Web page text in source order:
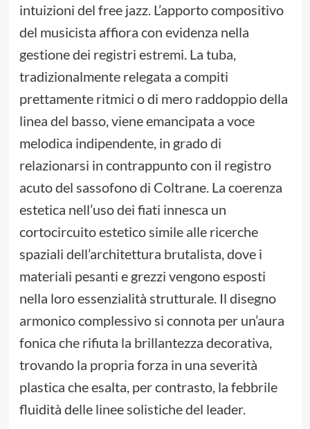
intuizioni del free jazz. L’apporto compositivo
del musicista affiora con evidenza nella
gestione dei registri estremi. La tuba,
tradizionalmente relegata a compiti
prettamente ritmici o di mero raddoppio della
linea del basso, viene emancipata a voce
melodica indipendente, in grado di
relazionarsi in contrappunto con il registro
acuto del sassofono di Coltrane. La coerenza
estetica nell’uso dei fiati innesca un
cortocircuito estetico simile alle ricerche
spaziali dell’architettura brutalista, dove i
materiali pesanti e grezzi vengono esposti
nella loro essenzialità strutturale. Il disegno
armonico complessivo si connota per un’aura
fonica che rifiuta la brillantezza decorativa,
trovando la propria forza in una severità
plastica che esalta, per contrasto, la febbrile
fluidità delle linee solistiche del leader.